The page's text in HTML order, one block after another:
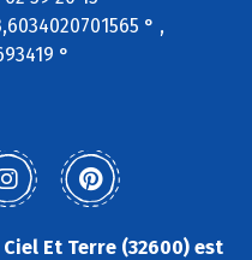
° ,
°
Et Terre (32600) est